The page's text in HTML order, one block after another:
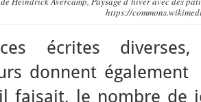
https://
écrites
donnent
faisait, le nombre de